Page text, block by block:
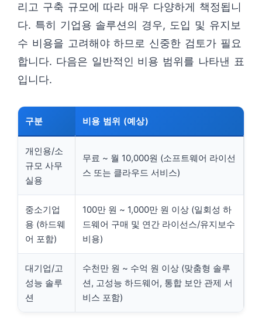
리고 구축 규모에 따라 매우 다양하게 책정됩니
다. 특히 기업용 솔루션의 경우, 도입 및 유지보
수 비용을 고려해야 하므로 신중한 검토가 필요
합니다. 다음은 일반적인 비용 범위를 나타낸 표
입니다.
구분 비용 범위 (예상)
개인용/소
규모 사무
실용
무료 ~ 월 10,000원 (소프트웨어 라이선
스 또는 클라우드 서비스)
중소기업
용 (하드웨
어 포함)
100만 원 ~ 1,000만 원 이상 (일회성 하
드웨어 구매 및 연간 라이선스/유지보수
비용)
대기업/고
성능 솔루
션
수천만 원 ~ 수억 원 이상 (맞춤형 솔루
션, 고성능 하드웨어, 통합 보안 관제 서
비스 포함)